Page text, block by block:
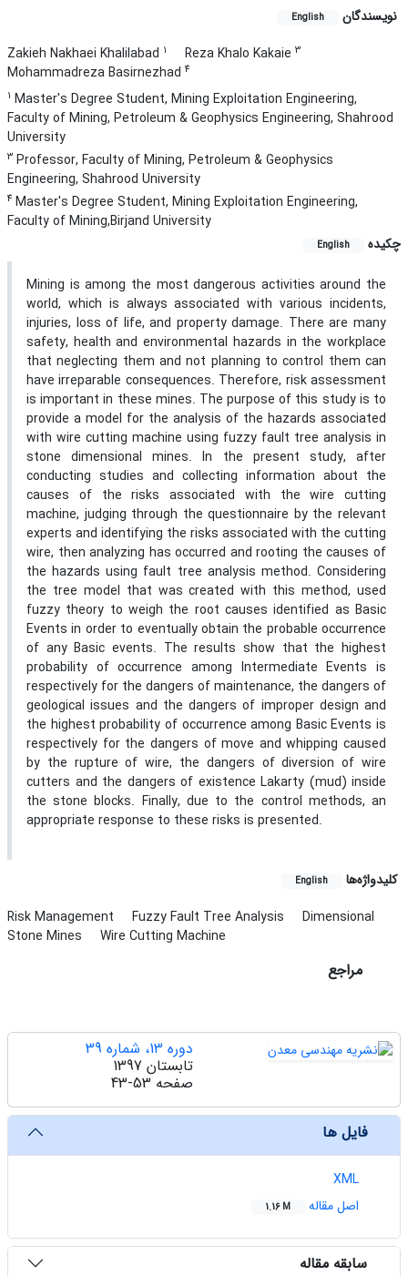
نویسندگان English
Zakieh Nakhaei Khalilabad 1 Reza Khalo Kakaie 3
Mohammadreza Basirnezhad 4
1 Master's Degree Student, Mining Exploitation Engineering,
Faculty of Mining, Petroleum & Geophysics Engineering, Shahrood
University
3 Professor, Faculty of Mining, Petroleum & Geophysics
Engineering, Shahrood University
4 Master's Degree Student, Mining Exploitation Engineering,
Faculty of Mining,Birjand University
چکیده
English
Mining is among the most dangerous activities around the
world, which is always associated with various incidents,
injuries, loss of life, and property damage. There are many
safety, health and environmental hazards in the workplace
that neglecting them and not planning to control them can
have irreparable consequences.‌ Therefore, risk assessment
is important in these mines. The purpose of this study is to
provide a model for the analysis of the hazards associated
with wire cutting machine using fuzzy fault tree analysis in
stone dimensional mines. In the present study, after
conducting studies and collecting information about the
causes of the risks associated with the wire cutting
machine, judging through the questionnaire by the relevant
experts and identifying the risks associated with the cutting
wire, then analyzing has occurred and rooting the causes of
the hazards using fault tree analysis method. Considering
the tree model that was created with this method, used
fuzzy theory to weigh the root causes identified as Basic
Events in order to eventually obtain the probable occurrence
of any Basic events. The results show that the highest
probability of occurrence among Intermediate Events is
respectively for the dangers of maintenance, the dangers of
geological issues and the dangers of improper design and
the highest probability of occurrence among Basic Events is
respectively for the dangers of move and whipping caused
by the rupture of wire, the dangers of diversion of wire
cutters and the dangers of existence Lakarty (mud) inside
the stone blocks. Finally, due to the control methods, an
appropriate response to these risks is presented.
کلیدواژه‌ها English
Risk Management Fuzzy Fault Tree Analysis
Dimensional
Stone Mines
Wire Cutting Machine
مراجع
دوره 13، شماره 39
تابستان 1397
صفحه 43-53
فایل ها
XML
اصل مقاله
1.16 M
سابقه مقاله